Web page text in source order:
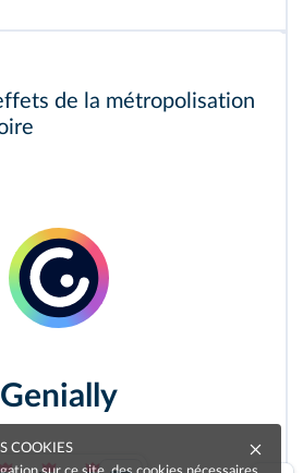
de la métropolisation
Genially
COOKIES